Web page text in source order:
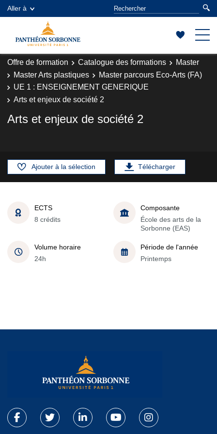
Aller à
Offre de formation Catalogue des formations
Master
Master Arts plastiques
Master parcours Eco-Arts (FA)
UE 1 : ENSEIGNEMENT GENERIQUE
Arts et enjeux de société 2
Arts et enjeux de société 2
Ajouter à la sélection Télécharger
ECTS
8 crédits
Composante
École des arts de la
Sorbonne (EAS)
Volume horaire
24h
Période de l'année
Printemps